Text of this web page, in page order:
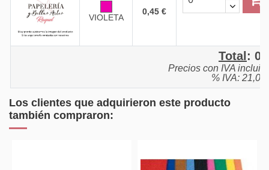
VIOLETA
0,45 €
Total :
Precios con IVA
% IVA:
Los clientes que adquirieron este producto
también compraron: